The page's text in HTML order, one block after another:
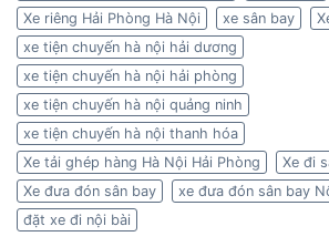
Xe riêng Hải Phòng Hà Nội
xe sân bay
xe tiện chuyến hà nội hải dương
xe tiện chuyến hà nội hải phòng
xe tiện chuyến hà nội quảng ninh
xe tiện chuyến hà nội thanh hóa
Xe tải ghép hàng Hà Nội Hải Phòng
Xe đi
Xe đưa đón sân bay
xe đưa đón sân bay
đặt xe đi nội bài